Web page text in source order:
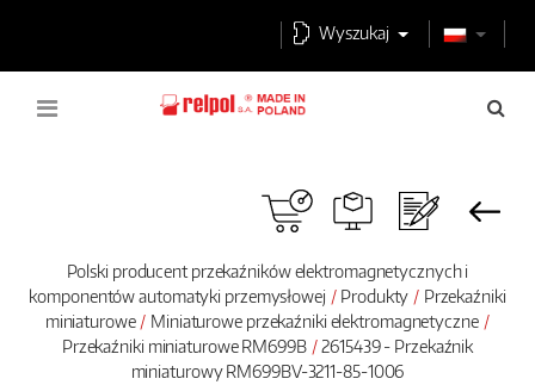
Wyszukaj
Polski producent przekaźników elektromagnetycznych i
komponentów automatyki przemysłowej
Produkty
Przekaźniki
miniaturowe
Miniaturowe przekaźniki elektromagnetyczne
Przekaźniki miniaturowe RM699B
2615439 - Przekaźnik
miniaturowy RM699BV-3211-85-1006